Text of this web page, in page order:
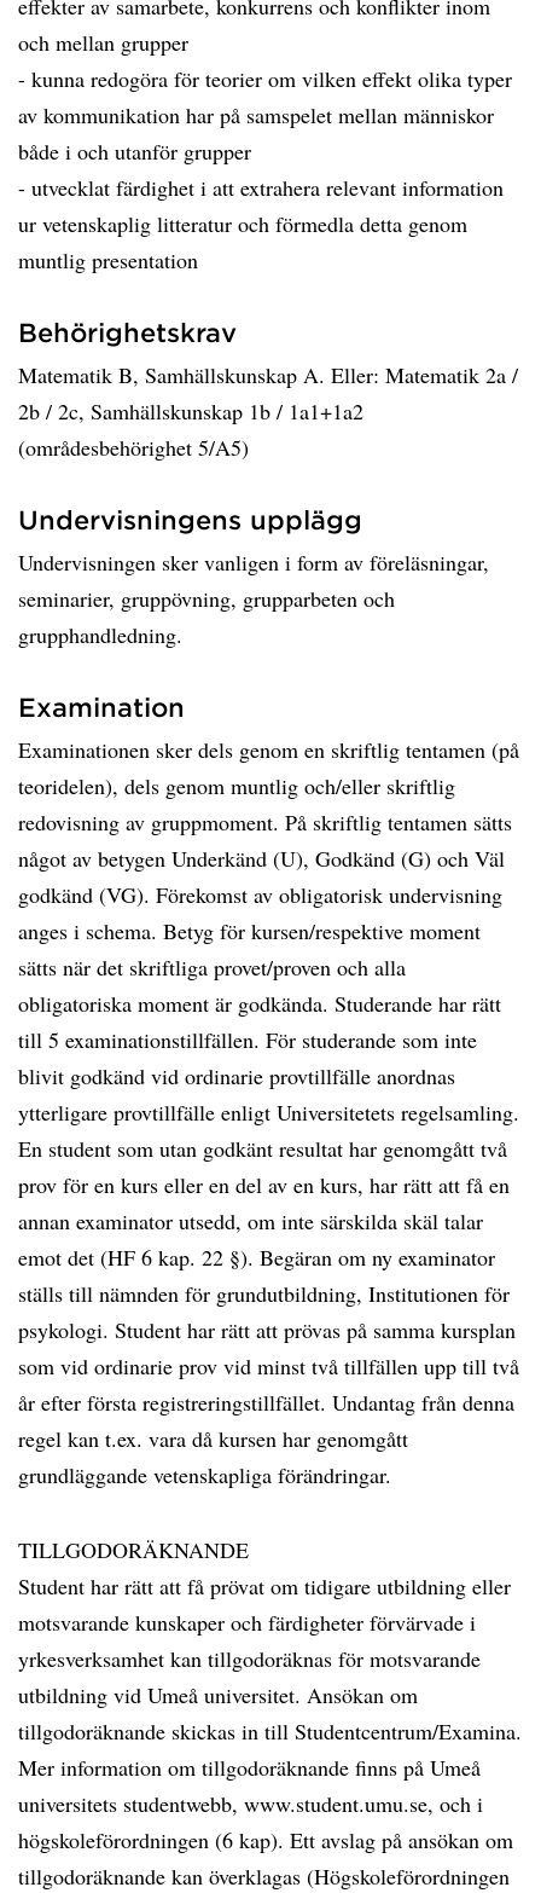
effekter av samarbete, konkurrens och konflikter inom
och mellan grupper
- kunna redogöra för teorier om vilken effekt olika typer
av kommunikation har på samspelet mellan människor
både i och utanför grupper
- utvecklat färdighet i att extrahera relevant information
ur vetenskaplig litteratur och förmedla detta genom
muntlig presentation
Behörighetskrav
Matematik B, Samhällskunskap A. Eller: Matematik 2a /
2b / 2c, Samhällskunskap 1b / 1a1+1a2
(områdesbehörighet 5/A5)
Undervisningens upplägg
Undervisningen sker vanligen i form av föreläsningar,
seminarier, gruppövning, grupparbeten och
grupphandledning.
Examination
Examinationen sker dels genom en skriftlig tentamen (på
teoridelen), dels genom muntlig och/eller skriftlig
redovisning av gruppmoment. På skriftlig tentamen sätts
något av betygen Underkänd (U), Godkänd (G) och Väl
godkänd (VG). Förekomst av obligatorisk undervisning
anges i schema. Betyg för kursen/respektive moment
sätts när det skriftliga provet/proven och alla
obligatoriska moment är godkända. Studerande har rätt
till 5 examinationstillfällen. För studerande som inte
blivit godkänd vid ordinarie provtillfälle anordnas
ytterligare provtillfälle enligt Universitetets regelsamling.
En student som utan godkänt resultat har genomgått två
prov för en kurs eller en del av en kurs, har rätt att få en
annan examinator utsedd, om inte särskilda skäl talar
emot det (HF 6 kap. 22 §). Begäran om ny examinator
ställs till nämnden för grundutbildning, Institutionen för
psykologi. Student har rätt att prövas på samma kursplan
som vid ordinarie prov vid minst två tillfällen upp till två
år efter första registreringstillfället. Undantag från denna
regel kan t.ex. vara då kursen har genomgått
grundläggande vetenskapliga förändringar.
TILLGODORÄKNANDE
Student har rätt att få prövat om tidigare utbildning eller
motsvarande kunskaper och färdigheter förvärvade i
yrkesverksamhet kan tillgodoräknas för motsvarande
utbildning vid Umeå universitet. Ansökan om
tillgodoräknande skickas in till Studentcentrum/Examina.
Mer information om tillgodoräknande finns på Umeå
universitets studentwebb, www.student.umu.se, och i
högskoleförordningen (6 kap). Ett avslag på ansökan om
tillgodoräknande kan överklagas (Högskoleförordningen